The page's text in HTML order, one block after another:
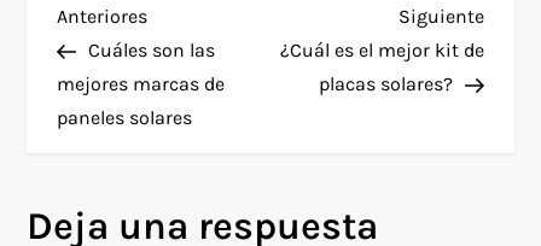
N
a
v
Entrada
anterior
Anteriores
Cuáles son las
mejores marcas de
paneles solares
Siguiente
¿Cuál es el mejor kit de
placas solares?
Deja una respuesta